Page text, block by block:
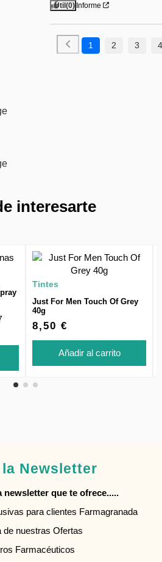
Útil(0) Informe
1 2 3
interesarte
Tintes
Just For Men Touch Of Grey
40g
8,50 €
Añadir al carrito
Newsletter
newsletter que te ofrece.....
para clientes Farmagranada
de nuestras Ofertas
Farmacéuticos